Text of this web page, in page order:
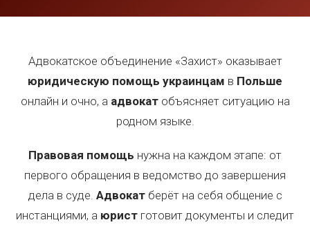
Адвокатское объединение «Захист» оказывает
юридическую помощь украинцам в Польше
онлайн и очно, а адвокатобъясняет ситуацию на
родном языке.
Правовая помощь нужна на каждом этапе: от
первого обращения в ведомство до завершения
дела в суде. Адвокатберёт на себя общение с
инстанциями, а юрист готовит документы и следит